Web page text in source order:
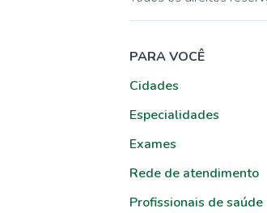
PARA VOCÊ
Cidades
Especialidades
Exames
Rede de atendimento
Profissionais de saúde